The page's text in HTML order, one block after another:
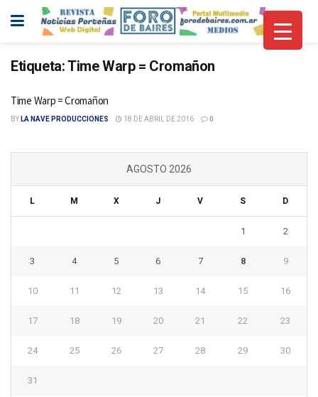
Etiqueta:Time Warp = Cromañon
Time Warp = Cromañon
BY LA NAVE PRODUCCIONES 18 DE ABRIL DE 2016 0
AGOSTO 2026
L M X J V S D
1 2
3 4 5 6 7 8 9
10 11 12 13 14 15 16
17 18 19 20 21 22 23
24 25 26 27 28 29 30
31